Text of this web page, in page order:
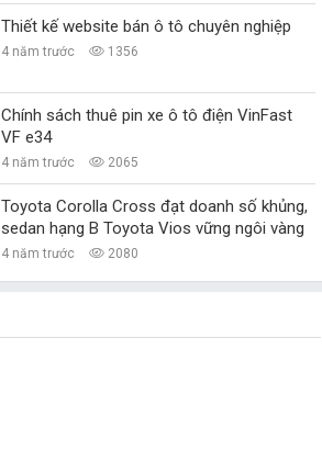
Thiết kế website bán ô tô chuyên nghiệp
4 năm trước 1356
Chính sách thuê pin xe ô tô điện VinFast
VF e34
4 năm trước 2065
Toyota Corolla Cross đạt doanh số khủng,
sedan hạng B Toyota Vios vững ngôi vàng
4 năm trước 2080